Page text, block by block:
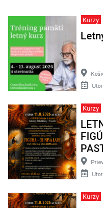
Kurzy
Kurzy
Kurzy